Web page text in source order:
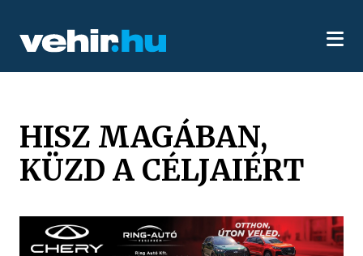
HISZ MAGÁBAN,
KÜZD A CÉLJAIÉRT